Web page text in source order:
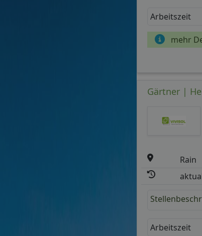
Arbeitszeit
mehr
Gärtner |
Rain
Arbeitszeit